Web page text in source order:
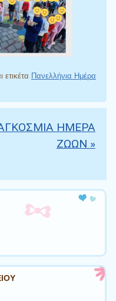
ετικέτα Πανελλήνια Ημέρα
ΗΜΕΡΑ
ΖΩΩΝ »